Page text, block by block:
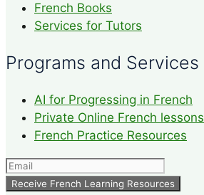
French Books
Services for Tutors
Programs and Services
AI for Progressing in French
Private Online French lessons
French Practice Resources